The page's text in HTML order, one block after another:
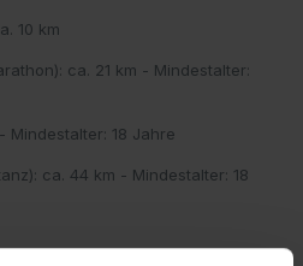
10 km
ca. 21 km - Mindestalter:
Mindestalter: 18 Jahre
ca. 44 km - Mindestalter: 18